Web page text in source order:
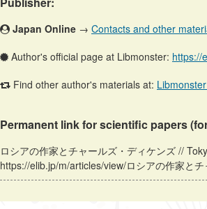
Japan Online → Contacts and other
Author's official page at Libmonster: https://
Find other author's materials at:
Permanent link for scientific papers
ロシアの作家とチャールズ・ディケンズ //
https://elib.jp/m/articles/view/ロシアの作家と